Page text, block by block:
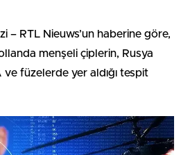
– RTL Nieuws’un haberine göre,
menşeli çiplerin, Rusya
ve füzelerde yer aldığı tespit